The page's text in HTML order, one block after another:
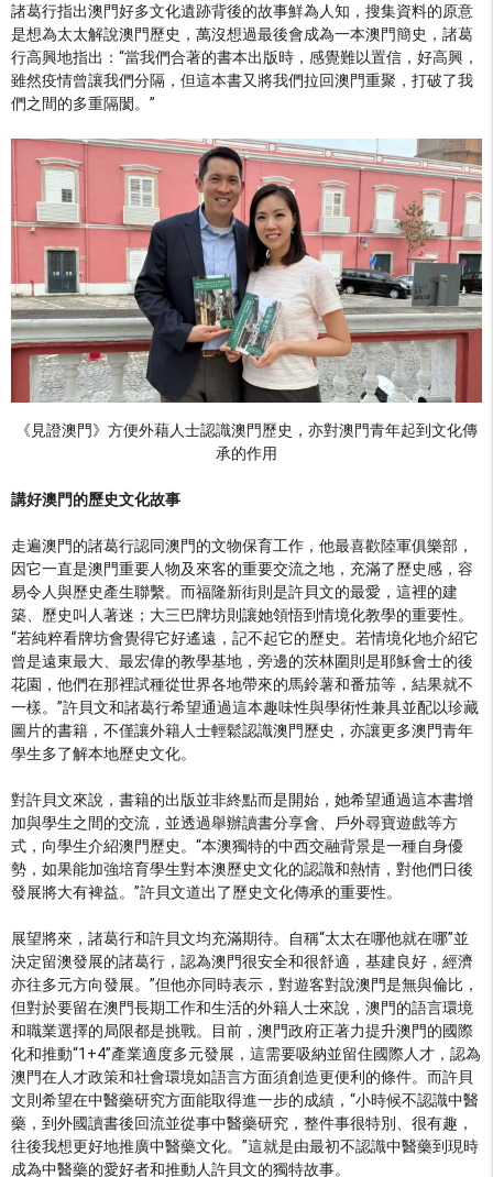
諸葛行指出澳門好多文化遺跡背後的故事鮮為人知，搜集資料的原意
是想為太太解說澳門歷史，萬沒想過最後會成為一本澳門簡史，諸葛
行高興地指出：“當我們合著的書本出版時，感覺難以置信，好高興，
雖然疫情曾讓我們分隔，但這本書又將我們拉回澳門重聚，打破了我
們之間的多重隔閡。”
《見證澳門》方便外藉人士認識澳門歷史，亦對澳門青年起到文化傳
承的作用
講好澳門的歷史文化故事
走遍澳門的諸葛行認同澳門的文物保育工作，他最喜歡陸軍俱樂部，
因它一直是澳門重要人物及來客的重要交流之地，充滿了歷史感，容
易令人與歷史產生聯繫。而福隆新街則是許貝文的最愛，這裡的建
築、歷史叫人著迷；大三巴牌坊則讓她領悟到情境化教學的重要性。
“若純粹看牌坊會覺得它好遙遠，記不起它的歷史。若情境化地介紹它
曾是遠東最大、最宏偉的教學基地，旁邊的茨林圍則是耶穌會士的後
花園，他們在那裡試種從世界各地帶來的馬鈴薯和番茄等，結果就不
一樣。”許貝文和諸葛行希望通過這本趣味性與學術性兼具並配以珍藏
圖片的書籍，不僅讓外籍人士輕鬆認識澳門歷史，亦讓更多澳門青年
學生多了解本地歷史文化。
對許貝文來說，書籍的出版並非終點而是開始，她希望通過這本書增
加與學生之間的交流，並透過舉辦讀書分享會、戶外尋寶遊戲等方
式，向學生介紹澳門歷史。“本澳獨特的中西交融背景是一種自身優
勢，如果能加強培育學生對本澳歷史文化的認識和熱情，對他們日後
發展將大有裨益。”許貝文道出了歷史文化傳承的重要性。
展望將來，諸葛行和許貝文均充滿期待。自稱“太太在哪他就在哪”並
決定留澳發展的諸葛行，認為澳門很安全和很舒適，基建良好，經濟
亦往多元方向發展。”但他亦同時表示，對遊客對說澳門是無與倫比，
但對於要留在澳門長期工作和生活的外籍人士來說，澳門的語言環境
和職業選擇的局限都是挑戰。目前，澳門政府正著力提升澳門的國際
化和推動“1+4”產業適度多元發展，這需要吸納並留住國際人才，認為
澳門在人才政策和社會環境如語言方面須創造更便利的條件。而許貝
文則希望在中醫藥研究方面能取得進一步的成績，“小時候不認識中醫
藥，到外國讀書後回流並從事中醫藥研究，整件事很特別、很有趣，
往後我想更好地推廣中醫藥文化。”這就是由最初不認識中醫藥到現時
成為中醫藥的愛好者和推動人許貝文的獨特故事。